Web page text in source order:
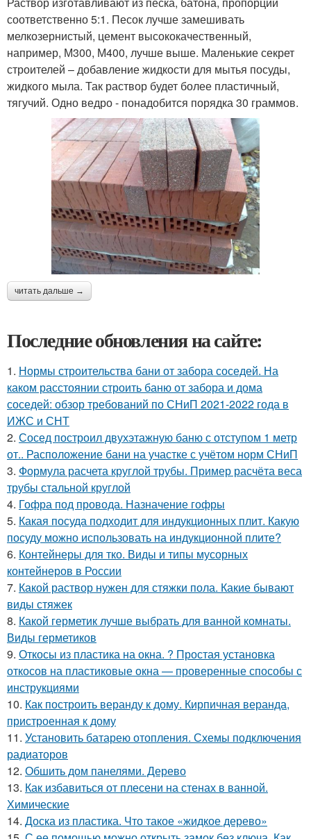
соответственно 5:1. Песок лучше замешивать
мелкозернистый, цемент высококачественный,
например, М300, М400, лучше выше. Маленькие секрет
строителей – добавление жидкости для мытья посуды,
жидкого мыла. Так раствор будет более пластичный,
тягучий. Одно ведро - понадобится порядка 30 граммов.
читать дальше →
Последние обновления на сайте:
1. Нормы строительства бани от забора соседей. На
каком расстоянии строить баню от забора и дома
соседей: обзор требований по СНиП 2021-2022 года в
ИЖС и СНТ
2. Сосед построил двухэтажную баню с отступом 1 метр
от.. Расположение бани на участке с учётом норм СНиП
3. Формула расчета круглой трубы. Пример расчёта веса
трубы стальной круглой
4. Гофра под провода. Назначение гофры
5. Какая посуда подходит для индукционных плит. Какую
посуду можно использовать на индукционной плите?
6. Контейнеры для тко. Виды и типы мусорных
контейнеров в России
7. Какой раствор нужен для стяжки пола. Какие бывают
виды стяжек
8. Какой герметик лучше выбрать для ванной комнаты.
Виды герметиков
9. Откосы из пластика на окна. ? Простая установка
откосов на пластиковые окна — проверенные способы с
инструкциями
10. Как построить веранду к дому. Кирпичная веранда,
пристроенная к дому
11. Установить батарею отопления. Схемы подключения
радиаторов
12. Обшить дом панелями. Дерево
13. Как избавиться от плесени на стенах в ванной.
Химические
14. Доска из пластика. Что такое «жидкое дерево»